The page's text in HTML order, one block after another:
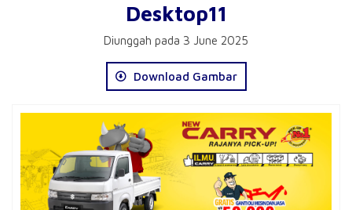
Desktop11
Diunggah pada 3 June 2025
Download Gambar